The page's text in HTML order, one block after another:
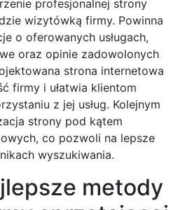
profesjonalnej strony
wizytówką firmy. Powinna
o oferowanych usługach,
oraz opinie zadowolonych
strona internetowa
firmy i ułatwia klientom
z jej usług. Kolejnym
strony pod kątem
co pozwoli na lepsze
wyszukiwania.
metody